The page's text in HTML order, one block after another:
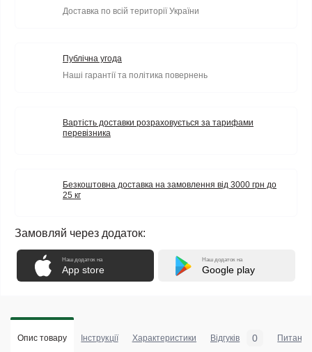
Доставка по всій території України
Публічна угода
Наші гарантії та політика повернень
Вартість доставки розраховується за тарифами
перевізника
Безкоштовна доставка на замовлення від 3000 грн до
25 кг
Замовляй через додаток:
Наш додаток на
App store
Наш додаток на
Google play
Опис товару Інструкції Характеристики Відгуків 0 Питання